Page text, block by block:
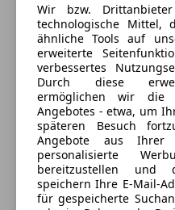
Notrufsystem
Seitenairbag
Servolenkung
Spurhalteassistent
Totwinkel-Assistent
Traktionskontrolle
Zentralverriegelung
Extras
Verkäufer Privat
1220 Wien 22.,
Kontakt
Anbieter
Wir bzw.
technologische Mittel,
ähnliche Tools auf
erweiterte
verbessertes
Durch diese
ermöglichen wir die
Angebotes - etwa, um
späteren Besuch
Angebote aus Ihrer
personalisierte
bereitzustellen und
speichern Ihre E-Mail-
für gespeicherte